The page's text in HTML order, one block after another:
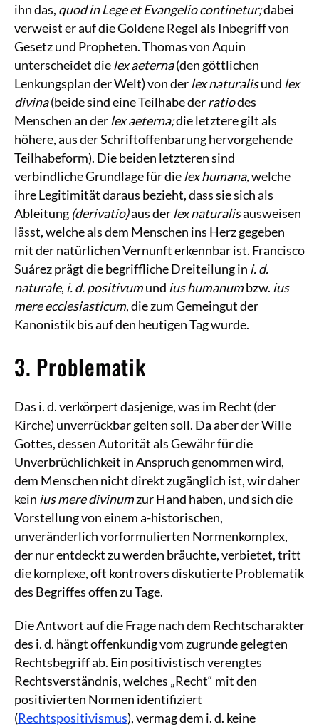
ihn das, quod in Lege et Evangelio continetur;dabei
verweist er auf die Goldene Regel als Inbegriff von
Gesetz und Propheten. Thomas von Aquin
unterscheidet dielex aeterna(den göttlichen
Lenkungsplan der Welt) von derlex naturalisund lex
divina(beide sind eine Teilhabe derratiodes
Menschen an derlex aeterna;die letztere gilt als
höhere, aus der Schriftoffenbarung hervorgehende
Teilhabeform). Die beiden letzteren sind
verbindliche Grundlage für dielex humana,welche
ihre Legitimität daraus bezieht, dass sie sich als
Ableitung (derivatio)aus derlex naturalisausweisen
lässt, welche als dem Menschen ins Herz gegeben
mit der natürlichen Vernunft erkennbar ist. Francisco
Suárez prägt die begriffliche Dreiteilung in i. d.
naturale, i. d. positivumund ius humanumbzw. ius
mere ecclesiasticum, die zum Gemeingut der
Kanonistik bis auf den heutigen Tag wurde.
3. Problematik
Das i. d. verkörpert dasjenige, was im Recht (der
Kirche) unverrückbar gelten soll. Da aber der Wille
Gottes, dessen Autorität als Gewähr für die
Unverbrüchlichkeit in Anspruch genommen wird,
dem Menschen nicht direkt zugänglich ist, wir daher
kein ius mere divinumzur Hand haben, und sich die
Vorstellung von einem a-historischen,
unveränderlich vorformulierten Normenkomplex,
der nur entdeckt zu werden bräuchte, verbietet, tritt
die komplexe, oft kontrovers diskutierte Problematik
des Begriffes offen zu Tage.
Die Antwort auf die Frage nach dem Rechtscharakter
des i. d. hängt offenkundig vom zugrunde gelegten
Rechtsbegriff ab. Ein positivistisch verengtes
Rechtsverständnis, welches „Recht“ mit den
positivierten Normen identifiziert
(Rechtspositivismus), vermag dem i. d. keine